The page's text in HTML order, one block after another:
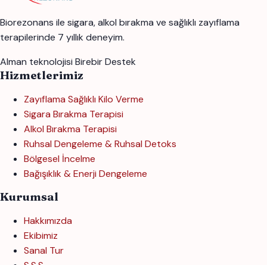
Biorezonans ile sigara, alkol bırakma ve sağlıklı zayıflama
terapilerinde 7 yıllık deneyim.
Alman teknolojisi Birebir Destek
Hizmetlerimiz
Zayıflama Sağlıklı Kilo Verme
Sigara Bırakma Terapisi
Alkol Bırakma Terapisi
Ruhsal Dengeleme & Ruhsal Detoks
Bölgesel İncelme
Bağışıklık & Enerji Dengeleme
Kurumsal
Hakkımızda
Ekibimiz
Sanal Tur